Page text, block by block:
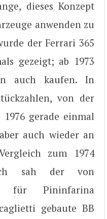
dieses Konzept
anwenden zu
der Ferrari 365
gezeigt; ab 1973
auch kaufen. In
von der
gerade einmal
auch wieder an
zum 1974
sah der von
für Pininfarina
gebaute BB